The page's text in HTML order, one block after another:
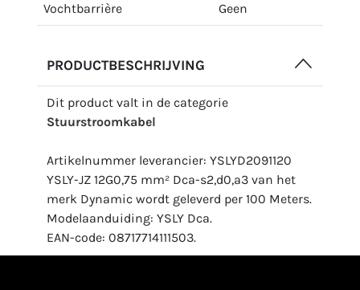
Vochtbarrière Geen
PRODUCTBESCHRIJVING
Dit product valt in de categorie
Stuurstroomkabel
Artikelnummer leverancier: YSLYD2091120
YSLY-JZ 12G0,75 mm² Dca-s2,d0,a3 van het
merk Dynamic wordt geleverd per 100 Meters.
Modelaanduiding: YSLY Dca.
EAN-code: 08717714111503.